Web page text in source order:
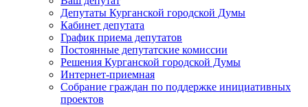
Депутаты Курганской городской Думы
Кабинет депутата
График приема депутатов
Постоянные депутатские комиссии
Решения Курганской городской Думы
Интернет-приемная
Собрание граждан по поддержке инициативных
проектов